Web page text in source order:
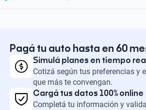
Pagá tu auto hasta en 60
Simulá planes en tiempo real
Cotizá según tus preferencias y
que más te convengan.
Cargá tus datos 100% online
Completá tu información y